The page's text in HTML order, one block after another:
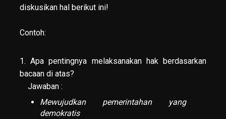
diskusikan hal berikut ini!
Contoh:
1. Apa pentingnya melaksanakan hak berdasarkan
bacaan di atas?
Jawaban :
Mewujudkan pemerintahan yang
demokratis